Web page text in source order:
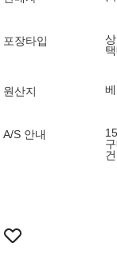
포장타입
원산지
A/S 안내